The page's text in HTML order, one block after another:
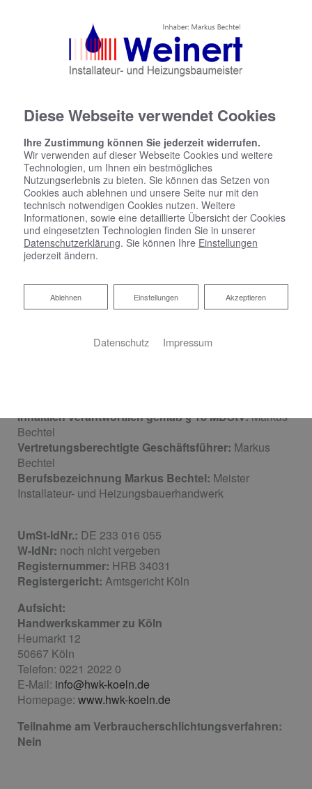
info@weinert-haustechnik.de
Facebook
Impressum
Inhaber:Markus Bechtel
Dammelsfurther Weg 49
Inhaltlich verantwortlich gemäß § 18 MDStV:Markus
Bechtel
Vertretungsberechtigte Geschäftsführer: Markus
Bechtel
Berufsbezeichnung Markus Bechtel: Meister
Installateur- und Heizungsbauerhandwerk
UmSt-IdNr.: DE 233 016 055
W-IdNr: noch nicht vergeben
Registernummer: HRB 34031
Registergericht: Amtsgericht Köln
Aufsicht:
Handwerkskammer zu Köln
Heumarkt 12
50667 Köln
Telefon: 0221 2022 0
E-Mail: info@hwk-koeln.de
Homepage: www.hwk-koeln.de
Teilnahme am Verbraucherschlichtungsverfahren:
Nein
Diese Webseite verwendet Cookies
Ihre Zustimmung können Sie jederzeit widerrufen.
Wir verwenden auf dieser Webseite Cookies und weitere
Technologien, um Ihnen ein bestmögliches
Nutzungserlebnis zu bieten. Sie können das Setzen von
Cookies auch ablehnen und unsere Seite nur mit den
technisch notwendigen Cookies nutzen. Weitere
Informationen, sowie eine detaillierte Übersicht der Cookies
und eingesetzten Technologien finden Sie in unserer
Datenschutzerklärung. Sie können Ihre Einstellungen
jederzeit ändern.
Akzeptieren
Einstellungen
Ablehnen
Ablehnen
Datenschutz Impressum